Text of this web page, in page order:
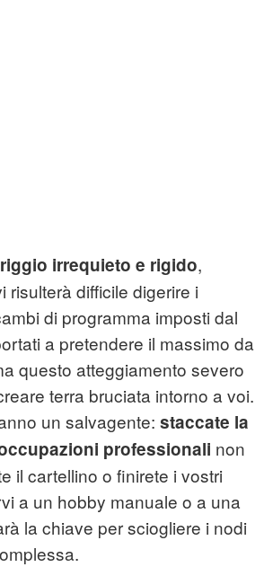
irrequieto e rigido,
risulterà difficile digerire i
di programma imposti dal
a pretendere il massimo da
questo atteggiamento severo
terra bruciata intorno a voi.
un salvagente: staccate la
professionali non
il cartellino o finirete i vostri
a un hobby manuale o a una
la chiave per sciogliere i nodi